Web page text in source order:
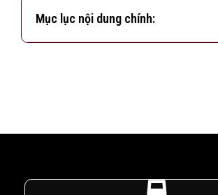
Mục lục nội dung chính: